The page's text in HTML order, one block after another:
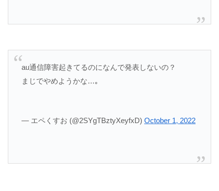
au通信障害起きてるのになんで発表しないの？
まじでやめようかな…｡
— エペくすお (@2SYgTBztyXeyfxD) October 1, 2022